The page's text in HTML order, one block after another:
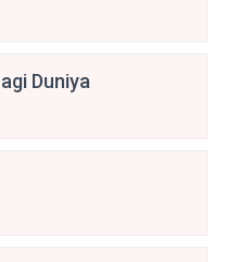
Duniya